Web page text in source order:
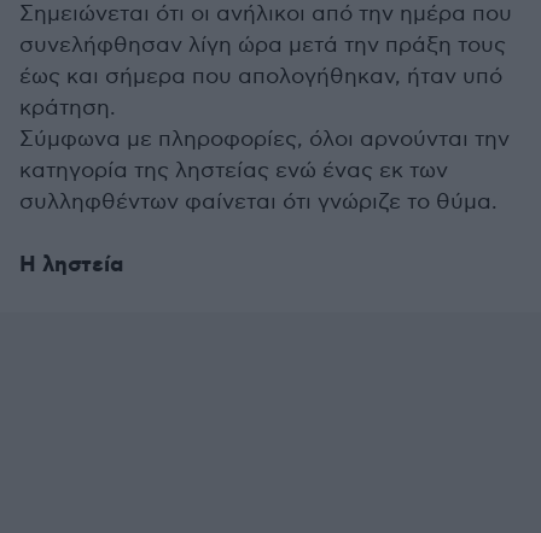
Σημειώνεται ότι οι ανήλικοι από την ημέρα που
συνελήφθησαν λίγη ώρα μετά την πράξη τους
έως και σήμερα που απολογήθηκαν, ήταν υπό
κράτηση.
Σύμφωνα με πληροφορίες, όλοι αρνούνται την
κατηγορία της ληστείας ενώ ένας εκ των
συλληφθέντων φαίνεται ότι γνώριζε το θύμα.
Η ληστεία